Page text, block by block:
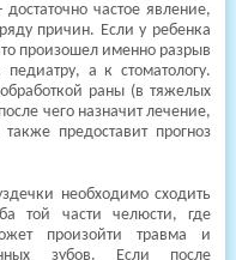
частое явление,
причин. Если у ребенка
произошел именно разрыв
а к стоматологу.
раны (в тяжелых
чего назначит лечение,
предоставит прогноз
необходимо сходить
той части челюсти, где
произойти травма и
зубов. Если после